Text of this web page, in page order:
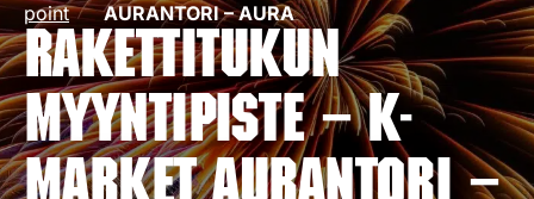
point
AURANTORI – AURA
Rakettitukun
myyntipiste – K-